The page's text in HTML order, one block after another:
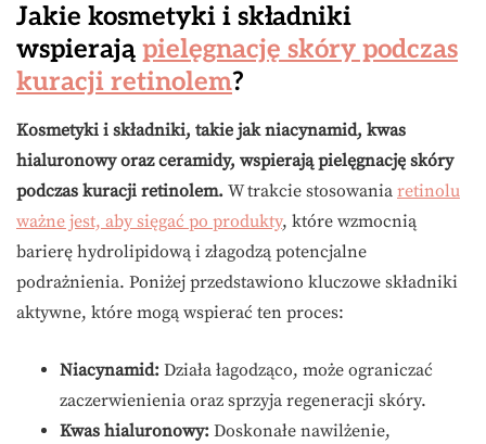
Jakie kosmetyki i składniki
wspierają pielęgnację skóry podczas
kuracji retinolem?
Kosmetyki i składniki, takie jak niacynamid, kwas
hialuronowy oraz ceramidy, wspierają pielęgnację skóry
podczas kuracji retinolem. W trakcie stosowania retinolu
ważne jest, aby sięgać po produkty, które wzmocnią
barierę hydrolipidową i złagodzą potencjalne
podrażnienia. Poniżej przedstawiono kluczowe składniki
aktywne, które mogą wspierać ten proces:
Niacynamid: Działa łagodząco, może ograniczać
zaczerwienienia oraz sprzyja regeneracji skóry.
Kwas hialuronowy: Doskonałe nawilżenie,